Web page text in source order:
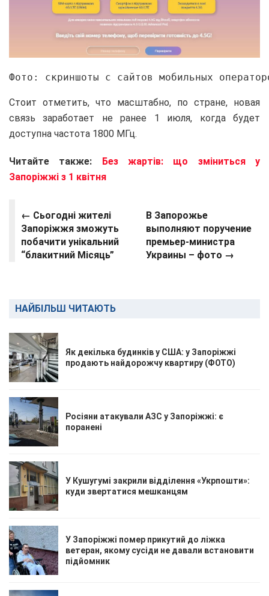
Фото: скриншоты с сайтов мобильных
Стоит отметить, что масштабно, по стране, новая
связь заработает не ранее 1 июля, когда будет
доступна частота 1800 МГц.
Читайте также:
Без жартів: що зміниться у
Запоріжжі з 1 квітня
← Сьогодні жителі
Запоріжжя зможуть
побачити унікальний
“блакитний Місяць”
В Запорожье
выполняют поручение
премьер-министра
Украины – фото →
НАЙБІЛЬШ ЧИТАЮТЬ
Як декілька будинків у США: у Запоріжжі
продають найдорожчу квартиру (ФОТО)
Росіяни атакували АЗС у Запоріжжі: є
поранені
У Кушугумі закрили відділення «Укрпошти»:
куди звертатися мешканцям
У Запоріжжі помер прикутий до ліжка
ветеран, якому сусіди не давали встановити
підйомник